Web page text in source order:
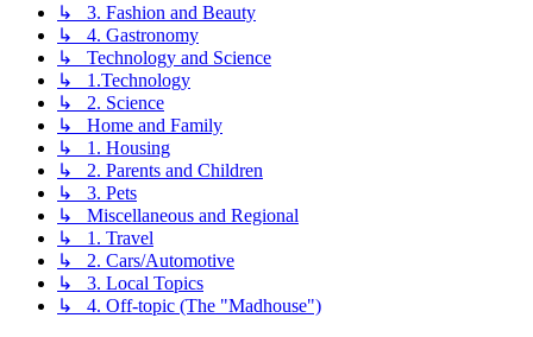
↳ 3. Fashion and Beauty
↳ 4. Gastronomy
↳ Technology and Science
↳ 1.Technology
↳ 2. Science
↳ Home and Family
↳ 1. Housing
↳ 2. Parents and Children
↳ 3. Pets
↳ Miscellaneous and Regional
↳ 1. Travel
↳ 2. Cars/Automotive
↳ 3. Local Topics
↳ 4. Off-topic (The "Madhouse")